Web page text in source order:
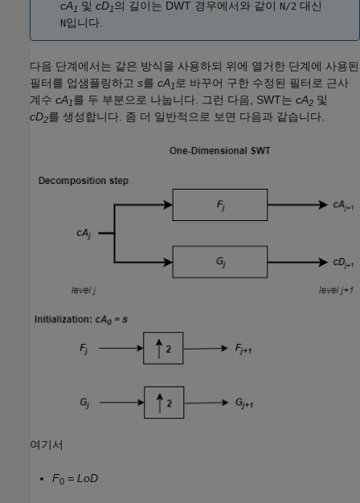
cA1 및 cD1의 길이는 DWT 경우에서와 같이 N/2 대신
N입니다.
다음 단계에서는 같은 방식을 사용하되 위에 열거한 단계에 사용된
필터를 업샘플링하고 s를 cA1 로 바꾸어 구한 수정된 필터로 근사
계수 cA1를 두 부분으로 나눕니다. 그런 다음, SWT는 cA2 및
cD2를 생성합니다. 좀 더 일반적으로 보면 다음과 같습니다.
여기서
F0 = LoD